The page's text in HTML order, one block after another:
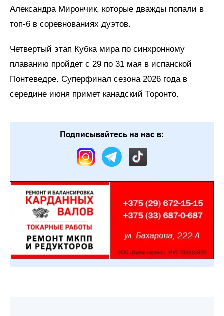
Александра Мирончик, которые дважды попали в
топ-6 в соревнованиях дуэтов.
Четвертый этап Кубка мира по синхронному
плаванию пройдет с 29 по 31 мая в испанской
Понтеведре. Суперфинал сезона 2026 года в
середине июня примет канадский Торонто.
Подписывайтесь на нас в: